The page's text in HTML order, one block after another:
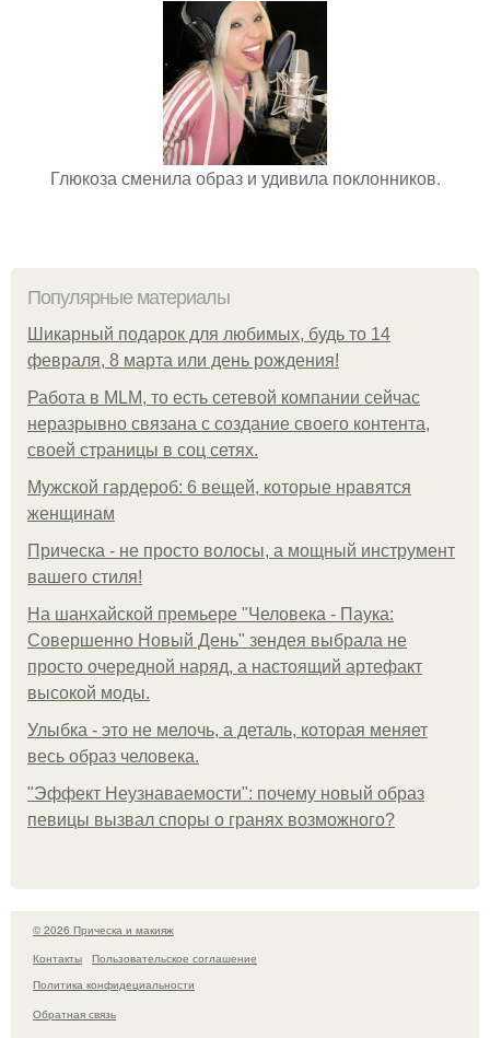
Глюкоза сменила образ и удивила поклонников.
Популярные материалы
Шикарный подарок для любимых, будь то 14
февраля, 8 марта или день рождения!
Работа в MLM, то есть сетевой компании сейчас
неразрывно связана с создание своего контента,
своей страницы в соц сетях.
Мужской гардероб: 6 вещей, которые нравятся
женщинам
Прическа - не просто волосы, а мощный инструмент
вашего стиля!
На шанхайской премьере "Человека - Паука:
Совершенно Новый День" зендея выбрала не
просто очередной наряд, а настоящий артефакт
высокой моды.
Улыбка - это не мелочь, а деталь, которая меняет
весь образ человека.
"Эффект Неузнаваемости": почему новый образ
певицы вызвал споры о гранях возможного?
© 2026 Прическа и макияж
Контакты
Пользовательское соглашение
Политика конфидециальности
Обратная связь